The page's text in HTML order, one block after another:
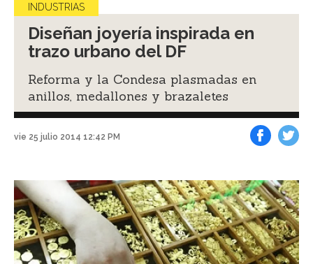
INDUSTRIAS
Diseñan joyería inspirada en
trazo urbano del DF
Reforma y la Condesa plasmadas en
anillos, medallones y brazaletes
vie 25 julio 2014 12:42 PM